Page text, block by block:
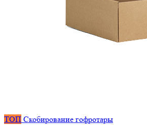
ТОП Скобирование гофротары